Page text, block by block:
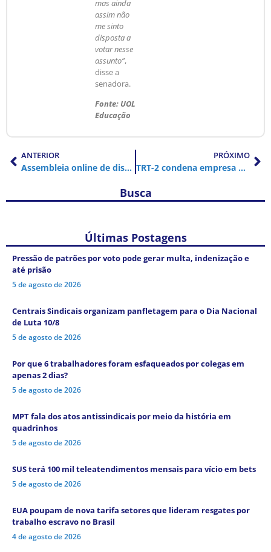
mas ainda
assim não
me sinto
disposta a
votar nesse
assunto”,
disse a
senadora.
Fonte: UOL
Educação
ANTERIOR
Assembleia online de discussão da Pauta de Reivindicações dos trabalhadores da Funcamp: prazo para sugerir cláusulas termina hoje à meia noite
PRÓXIMO
TRT-2 condena empresa por inércia em caso de agressão e assédio sexual
Busca
Últimas Postagens
Pressão de patrões por voto pode gerar multa, indenização e
até prisão
5 de agosto de 2026
Centrais Sindicais organizam panfletagem para o Dia Nacional
de Luta 10/8
5 de agosto de 2026
Por que 6 trabalhadores foram esfaqueados por colegas em
apenas 2 dias?
5 de agosto de 2026
MPT fala dos atos antissindicais por meio da história em
quadrinhos
5 de agosto de 2026
SUS terá 100 mil teleatendimentos mensais para vício em bets
5 de agosto de 2026
EUA poupam de nova tarifa setores que lideram resgates por
trabalho escravo no Brasil
4 de agosto de 2026